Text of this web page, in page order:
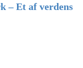
– Et af verdens